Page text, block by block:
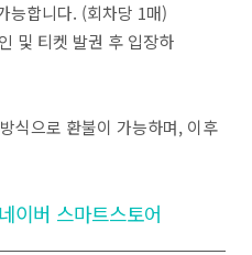
능합니다. (회차당 1매)
및 티켓 발권 후 입장하
식으로 환불이 가능하며, 이후
이버 스마트스토어